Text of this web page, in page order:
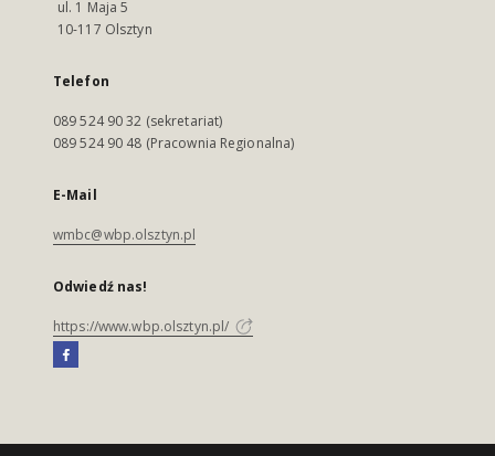
ul. 1 Maja 5
10-117 Olsztyn
Telefon
089 524 90 32 (sekretariat)
089 524 90 48 (Pracownia Regionalna)
E-Mail
wmbc@wbp.olsztyn.pl
Odwiedź nas!
https://www.wbp.olsztyn.pl/